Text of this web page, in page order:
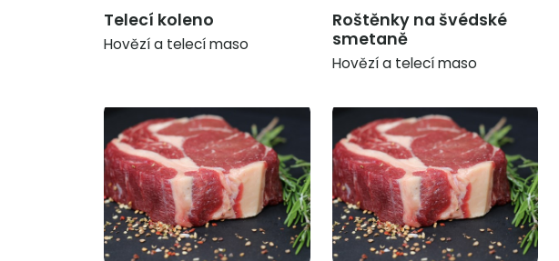
Telecí koleno
Hovězí a telecí maso
Roštěnky na švédské
smetaně
Hovězí a telecí maso